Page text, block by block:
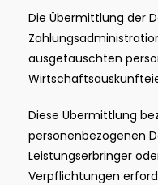
Die Übermittlung der
ausgetauschten
Diese Übermittlung
personenbezogenen
Leistungserbringer
Verpflichtungen